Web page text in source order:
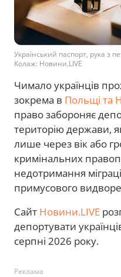
Український паспорт, рука з
Колаж: Новини.LIVE
Чимало українців
зокрема в Польщі та
право забороняє
територію держави,
лише через вік або
кримінальних
недотримання
примусового
Сайт Новини.LIVE
депортувати
серпні 2026 року.
Реклама